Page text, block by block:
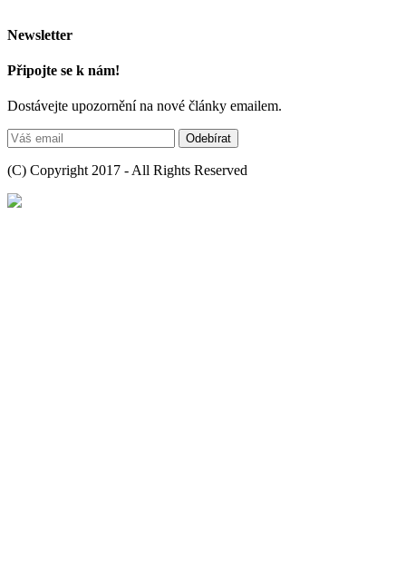
Newsletter
Připojte se k nám!
Dostávejte upozornění na nové články emailem.
(C) Copyright 2017 - All Rights Reserved